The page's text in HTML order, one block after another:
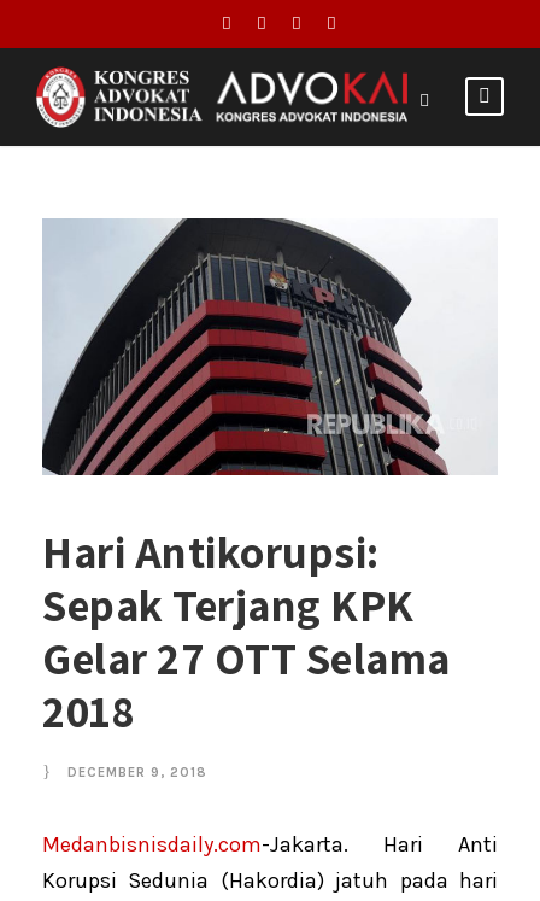
Hari Antikorupsi:
Sepak Terjang KPK
Gelar 27 OTT Selama
2018
DECEMBER 9, 2018
Medanbisnisdaily.com-Jakarta. Hari Anti
Korupsi Sedunia (Hakordia) jatuh pada hari